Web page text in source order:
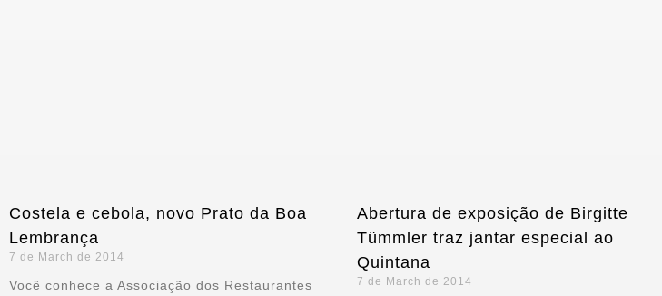
Costela e cebola, novo Prato da Boa
Lembrança
7 de March de 2014
Você conhece a Associação dos Restaurantes
Abertura de exposição de Birgitte
Tümmler traz jantar especial ao
Quintana
7 de March de 2014